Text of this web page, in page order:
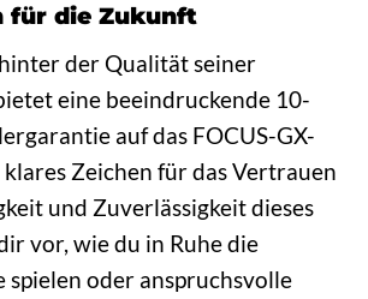
für die Zukunft
der Qualität seiner
eine beeindruckende 10-
auf das FOCUS-GX-
klares Zeichen für das Vertrauen
und Zuverlässigkeit dieses
vor, wie du in Ruhe die
spielen oder anspruchsvolle